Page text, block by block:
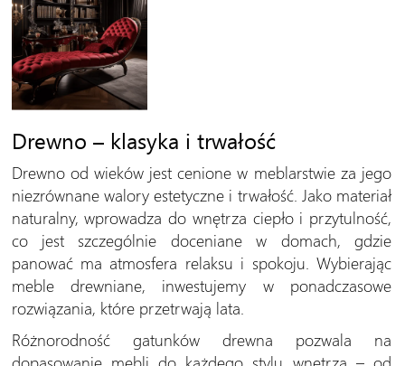
Drewno – klasyka i trwałość
Drewno od wieków jest cenione w meblarstwie za jego
niezrównane walory estetyczne i trwałość. Jako materiał
naturalny, wprowadza do wnętrza ciepło i przytulność,
co jest szczególnie doceniane w domach, gdzie
panować ma atmosfera relaksu i spokoju. Wybierając
meble drewniane, inwestujemy w ponadczasowe
rozwiązania, które przetrwają lata.
Różnorodność gatunków drewna pozwala na